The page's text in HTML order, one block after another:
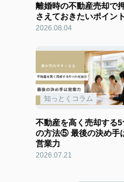
離婚時の不動産売却で
さえておきたいポイント
2026.08.04
知っとくコラム
不動産を高く売却する5
の方法⑤ 最後の決め手
営業力
2026.07.21